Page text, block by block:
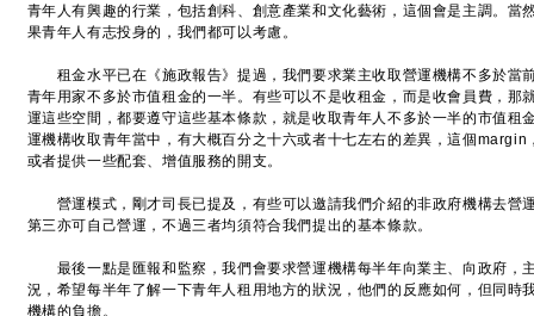
青年人有興趣的行業，包括創科、創意產業和文化藝術，這個會是主調。當
果青年人有志投身的，我們都可以考慮。
租金水平已在《施政報告》提過，我們要求業主收取營運機構不多於當
青年用家不多於市值租金的一半。有些可以不是收租金，而是收會員費，那
運這些空間，都要遵守這些基本條款，就是收取青年人不多於一半的市值租
運機構收取青年當中，有大概百分之十六或者十七左右的差異，這個
或者提供一些配套、增值服務的開支。
營運模式，剛才司長已提及，有些可以邀請我們介紹的非政府機構去營
第三亦可自己營運，不過三者均須符合我們提出的基本條款。
最後一點是匯報和監察，我們會要求營運機構每半年向業主、向政府，
況，希望每半年了解一下青年人租用地方的狀況，他們的反應如何，但同時
機構的負擔。